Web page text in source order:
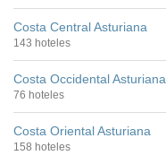
Costa Central Asturiana
143 hoteles
Costa Occidental Asturiana
76 hoteles
Costa Oriental Asturiana
158 hoteles